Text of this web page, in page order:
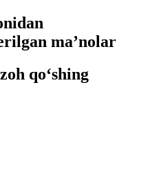
ma’nolar
qo‘shing